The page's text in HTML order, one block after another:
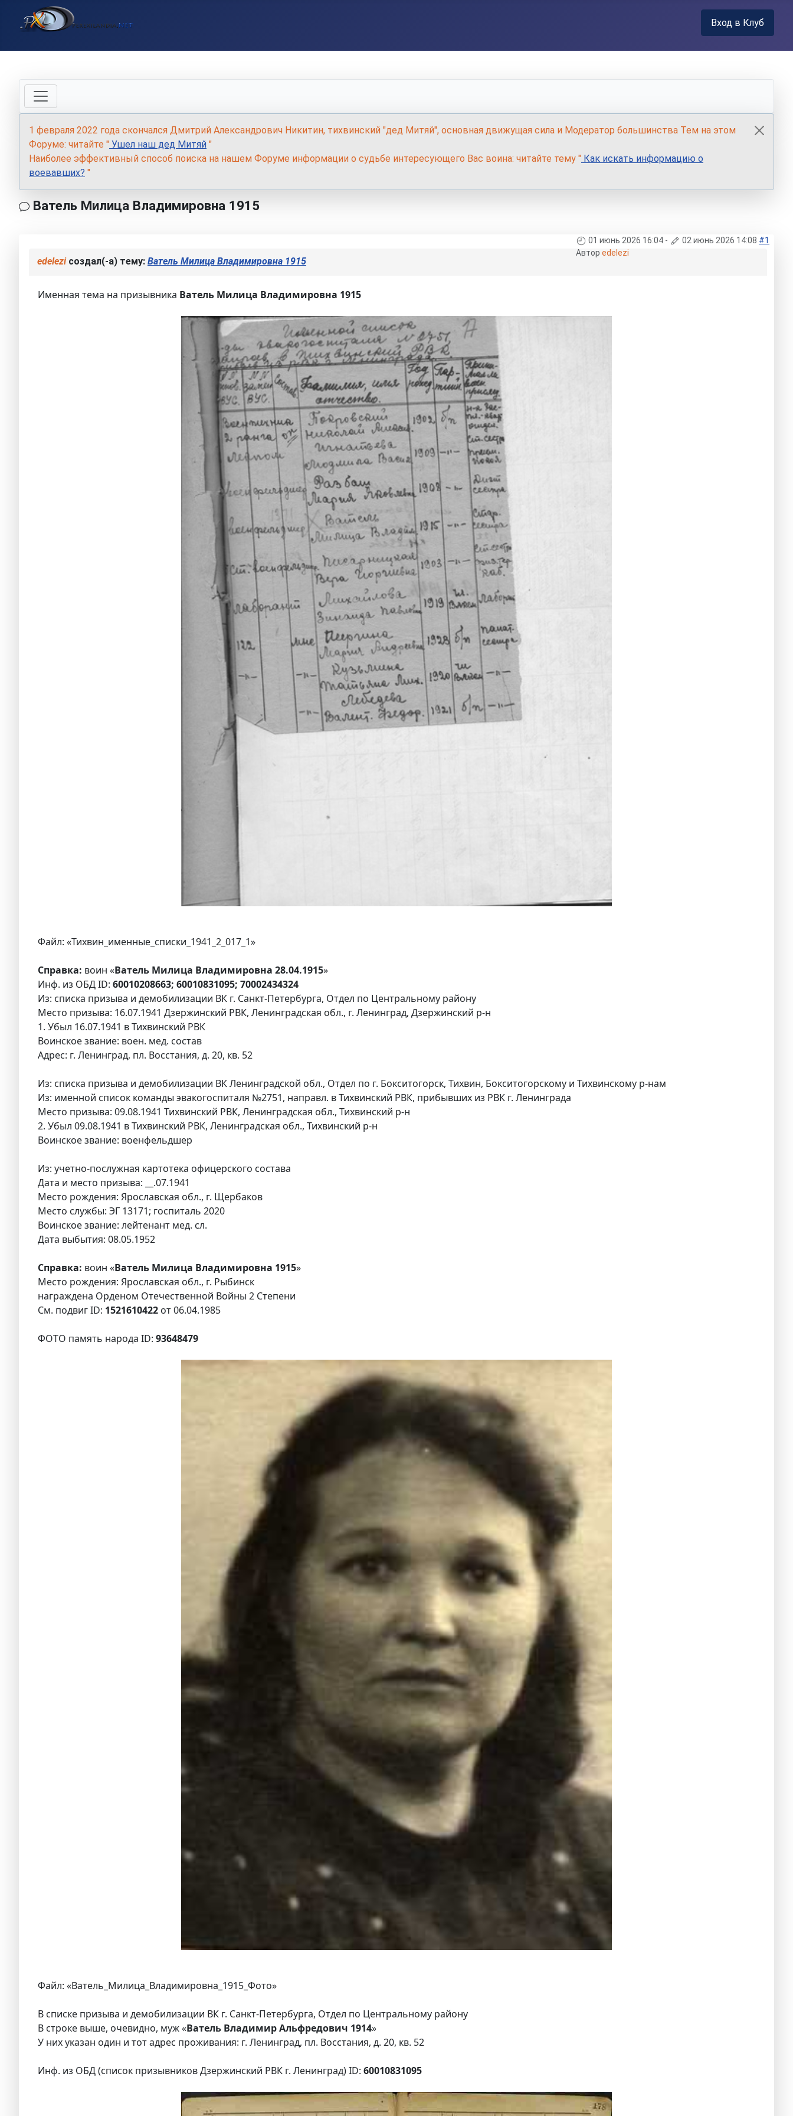
Вход в Клуб
1 февраля 2022 года скончался Дмитрий Александрович Никитин, тихвинский "дед Митяй", основная движущая сила и Модератор большинства Тем на этом
Форуме: читайте " Ушел наш дед Митяй "
Наиболее эффективный способ поиска на нашем Форуме информации о судьбе интересующего Вас воина: читайте тему " Как искать информацию о
воевавших? "
Ватель Милица Владимировна 1915
01 июнь 2026 16:04 - 02 июнь 2026 14:08 #1
Автор edelezi
edeleziсоздал(-а) тему: Ватель Милица Владимировна 1915
Именная тема на призывника Ватель Милица Владимировна 1915
Файл: «Тихвин_именные_списки_1941_2_017_1»
Справка: воин «Ватель Милица Владимировна 28.04.1915»
Инф. из ОБД ID: 60010208663; 60010831095; 70002434324
Из: списка призыва и демобилизации ВК г. Санкт-Петербурга, Отдел по Центральному району
Место призыва: 16.07.1941 Дзержинский РВК, Ленинградская обл., г. Ленинград, Дзержинский р-н
1. Убыл 16.07.1941 в Тихвинский РВК
Воинское звание: воен. мед. состав
Адрес: г. Ленинград, пл. Восстания, д. 20, кв. 52
Из: списка призыва и демобилизации ВК Ленинградской обл., Отдел по г. Бокситогорск, Тихвин, Бокситогорскому и Тихвинскому р-нам
Из: именной список команды эвакогоспиталя №2751, направл. в Тихвинский РВК, прибывших из РВК г. Ленинграда
Место призыва: 09.08.1941 Тихвинский РВК, Ленинградская обл., Тихвинский р-н
2. Убыл 09.08.1941 в Тихвинский РВК, Ленинградская обл., Тихвинский р-н
Воинское звание: военфельдшер
Из: учетно-послужная картотека офицерского состава
Дата и место призыва: __.07.1941
Место рождения: Ярославская обл., г. Щербаков
Место службы: ЭГ 13171; госпиталь 2020
Воинское звание: лейтенант мед. сл.
Дата выбытия: 08.05.1952
Справка: воин «Ватель Милица Владимировна 1915»
Место рождения: Ярославская обл., г. Рыбинск
награждена Орденом Отечественной Войны 2 Степени
См. подвиг ID: 1521610422 от 06.04.1985
ФОТО память народа ID: 93648479
Файл: «Ватель_Милица_Владимировна_1915_Фото»
В списке призыва и демобилизации ВК г. Санкт-Петербурга, Отдел по Центральному району
В строке выше, очевидно, муж «Ватель Владимир Альфредович 1914»
У них указан один и тот адрес проживания: г. Ленинград, пл. Восстания, д. 20, кв. 52
Инф. из ОБД (список призывников Дзержинский РВК г. Ленинград) ID: 60010831095